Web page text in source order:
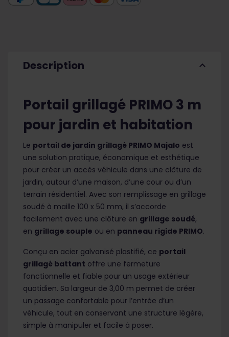
expand_less
Description
Portail grillagé PRIMO 3 m
pour jardin et habitation
Le portail de jardin grillagé PRIMO Majalo est
une solution pratique, économique et esthétique
pour créer un accès véhicule dans une clôture de
jardin, autour d’une maison, d’une cour ou d’un
terrain résidentiel. Avec son remplissage en grillage
soudé à maille 100 x 50 mm, il s’accorde
facilement avec une clôture en grillage soudé,
en grillage souple ou en panneau rigide PRIMO.
Conçu en acier galvanisé plastifié, ce portail
grillagé battant offre une fermeture
fonctionnelle et fiable pour un usage extérieur
quotidien. Sa largeur de 3,00 m permet de créer
un passage confortable pour l’entrée d’un
véhicule, tout en conservant une structure légère,
simple à manipuler et facile à poser.